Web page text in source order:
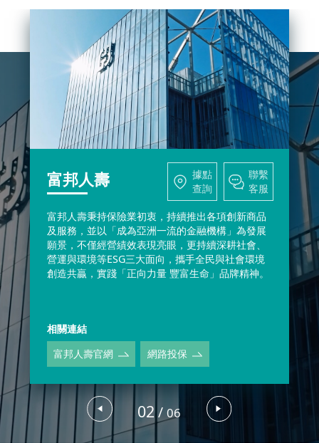
誠信經營運作情形
風險管理組織及運作
獨立董事與稽核主管及會計師溝通情形
各項ISO證書-富邦金控及子公司
富邦基金(香港)
富邦期貨
富邦科技保代
據點
客服
富邦人壽秉持保險業初衷，持續推出各項創新商品
富邦人壽官網網路投保
富邦產險
據點
查詢聯繫
客服
富邦產險成立於 1961 年 4 月 19 日，為台灣第一家
以客戶為中心，富邦產險用專業、熱情來守護客戶
富邦產險官網 海外旅遊不便險
富邦證券
據點
查詢
客服
富邦證券成立於 1988 年為經紀、承銷、自營與財富
富邦證券官網24H 線上開戶
富邦投信
據點
查詢
聯繫
客服
富邦人壽
據點
查詢
聯繫
客服
富邦人壽秉持保險業初衷，持續推出各項創新商品
及服務，並以「成為亞洲一流的金融機構」為發展
願景，不僅經營績效表現亮眼，更持續深耕社會、
營運與環境等ESG三大面向，攜手全民與社會環境
創造共贏，實踐「正向力量 豐富生命」品牌精神。
相關連結
富邦人壽官網
網路投保
‹ ›
02/06